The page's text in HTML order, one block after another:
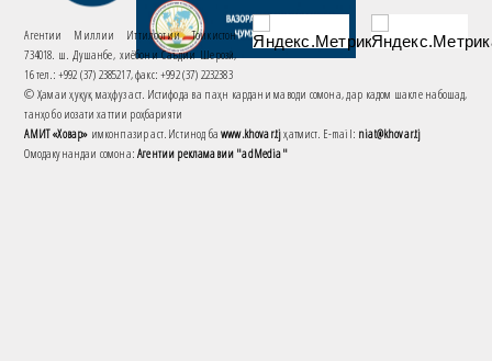
Агентии Миллии Иттилоотии Тоҷикистон
734018. ш. Душанбе, хиёбони Саъдии Шерозӣ,
16 тел.: +992 (37) 2385217, факс: +992 (37) 2232383
© Ҳамаи ҳуқуқ маҳфуз аст. Истифода ва паҳн кардани маводи сомона, дар кадом шакле набошад,
танҳо бо иҷозати хаттии роҳбарияти
АМИТ «Ховар» имконпазир аст. Истинод баwww.khovar.tjҳатмист. E-mail: niat@khovar.tj
Омодакунандаи сомона:Агентии рекламавии "adMedia"